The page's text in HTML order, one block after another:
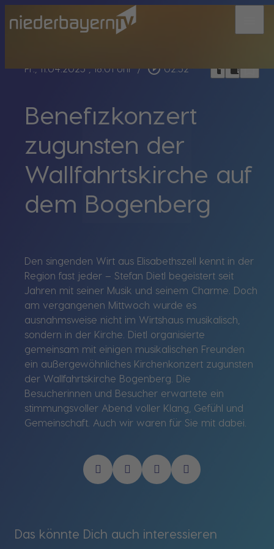
Fr., 11.04.2025, 18:01 Uhr / play_circle_outline 02:52 headphoneschrome_reader_modebookmark_border
Benefizkonzert
zugunsten der
Wallfahrtskirche auf
dem Bogenberg
Den singenden Wirt aus Elisabethszell kennt in der
Region fast jeder – Stefan Dietl begeistert seit
Jahren mit seiner Musik und seinem Charme. Doch
am vergangenen Mittwoch wurde es
ausnahmsweise nicht im Wirtshaus musikalisch,
sondern in der Kirche. Dietl organisierte
gemeinsam mit einigen musikalischen Freunden
ein außergewöhnliches Kirchenkonzert zugunsten
der Wallfahrtskirche Bogenberg. Die
Besucherinnen und Besucher erwartete ein
stimmungsvoller Abend voller Klang, Gefühl und
Gemeinschaft. Auch wir waren für Sie mit dabei.
Das könnte Dich auch interessieren